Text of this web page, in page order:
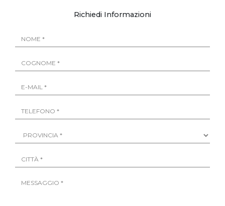
Richiedi Informazioni